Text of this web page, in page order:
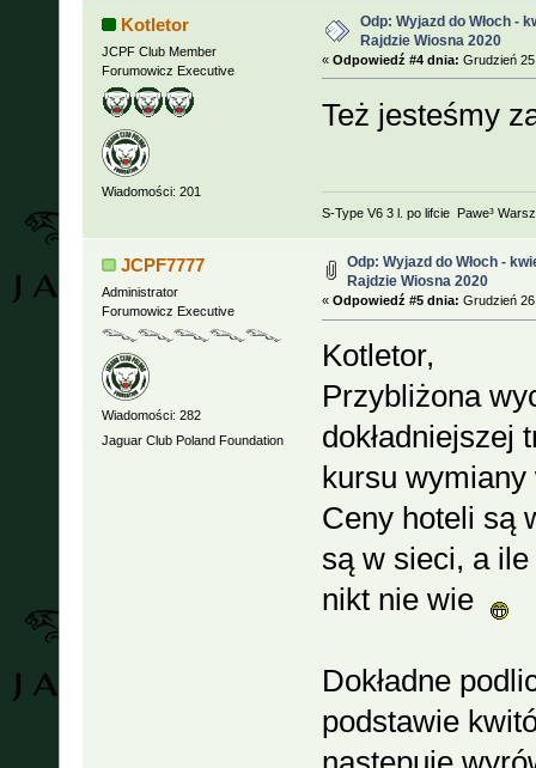
Kotletor
JCPF Club Member
Forumowicz Executive
Wiadomości: 201
Odp: Wyjazd do Włoch -
Rajdzie Wiosna 2020
« Odpowiedź #4 dnia: Grudzień
Też jesteśmy
S-Type V6 3 l. po lifcie Pawe³
JCPF7777
Administrator
Forumowicz Executive
Wiadomości: 282
Jaguar Club Poland Foundation
Odp: Wyjazd do Włoch -
Rajdzie Wiosna 2020
« Odpowiedź #5 dnia: Grudzień
Kotletor,
Przybliżona
dokładniejszej
kursu
Ceny hoteli są
są w sieci, a
nikt nie wie
Dokładne
podstawie